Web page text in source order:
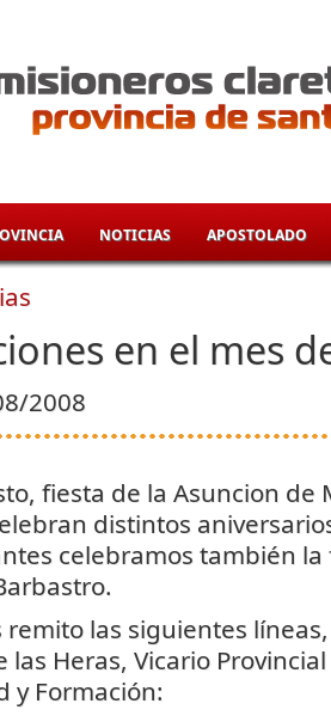
NOTICIAS APOSTOLADO
usted aquí
en el mes
2008
fiesta de la Asuncion de
distintos
celebramos también
remito las siguientes
las Heras, Vicario
y Formación: